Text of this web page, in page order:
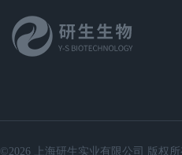
©2026 上海研生实业有限公司 版权所